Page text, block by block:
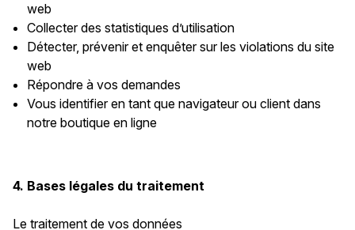
web
Collecter des statistiques d’utilisation
Détecter, prévenir et enquêter sur les violations du site
web
Répondre à vos demandes
Vous identifier en tant que navigateur ou client dans
notre boutique en ligne
4. Bases légales du traitement
Le traitement de vos données